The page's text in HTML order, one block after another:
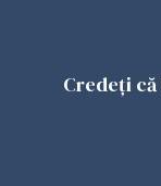
Credeți că